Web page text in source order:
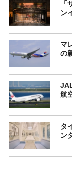
「
ン
マ
の
航
タ
ン